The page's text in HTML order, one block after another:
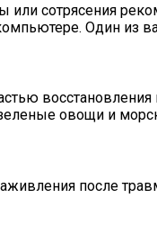
сотрясения
Один
овощи и
после